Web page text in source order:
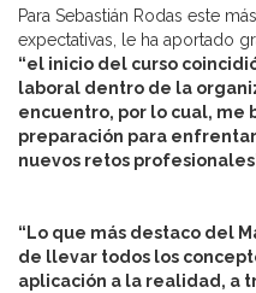
Para Sebastián Rodas este
expectativas, le ha aportado
“el inicio del curso
laboral dentro de la
encuentro, por lo cual, me
preparación para
nuevos retos
“Lo que más destaco del
de llevar todos los
aplicación a la realidad, a